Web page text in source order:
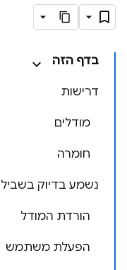
בדף הזה
דרישות
מודלים
חומרה
נשמע בדיוק
הורדת המודל
הפעלת משתמש